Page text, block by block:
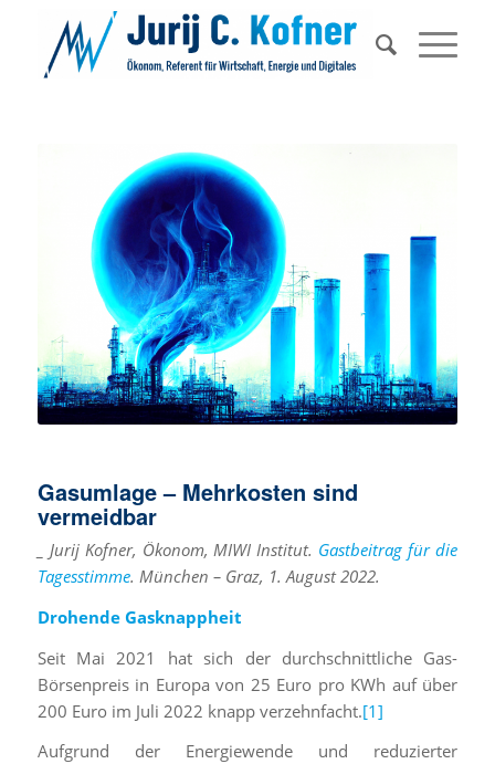
Gasumlage – Mehrkosten sind
vermeidbar
_ Jurij Kofner, Ökonom, MIWI Institut. Gastbeitrag für die
Tagesstimme. München – Graz, 1. August 2022.
Drohende Gasknappheit
Seit Mai 2021 hat sich der durchschnittliche Gas-
Börsenpreis in Europa von 25 Euro pro KWh auf über
200 Euro im Juli 2022 knapp verzehnfacht.[1]
Aufgrund der Energiewende und reduzierter